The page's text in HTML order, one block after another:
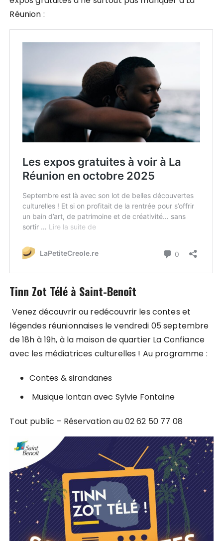
Réunion :
Tinn Zot Télé à Saint-Benoît
Venez découvrir ou redécouvrir les contes et
légendes réunionnaises le vendredi 05 septembre
de 18h à 19h, à la maison de quartier La Confiance
avec les médiatrices culturelles ! Au programme :
Contes & sirandanes
Musique lontan avec Sylvie Fontaine
Tout public – Réservation au 02 62 50 77 08